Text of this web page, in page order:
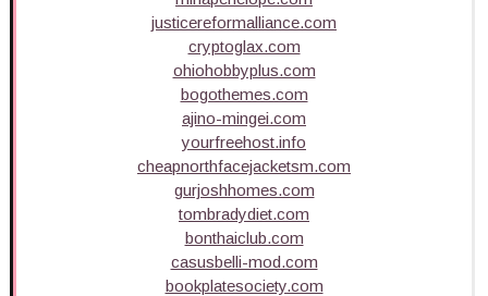
justicereformalliance.com
cryptoglax.com
ohiohobbyplus.com
bogothemes.com
ajino-mingei.com
yourfreehost.info
cheapnorthfacejacketsm.com
gurjoshhomes.com
tombradydiet.com
bonthaiclub.com
casusbelli-mod.com
bookplatesociety.com